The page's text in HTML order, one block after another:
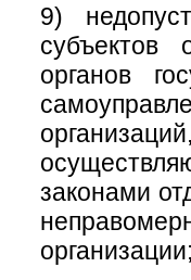
9)
субъектов
органов
законами
организации;